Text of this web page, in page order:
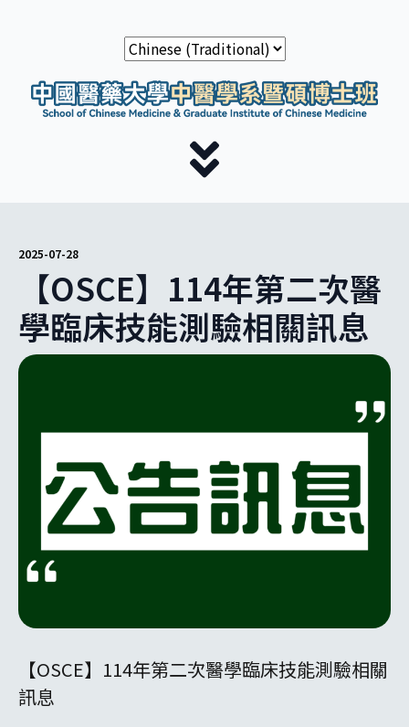
2025-07-28
【OSCE】114年第二次醫
學臨床技能測驗相關訊息
【OSCE】114年第二次醫學臨床技能測驗相關
訊息